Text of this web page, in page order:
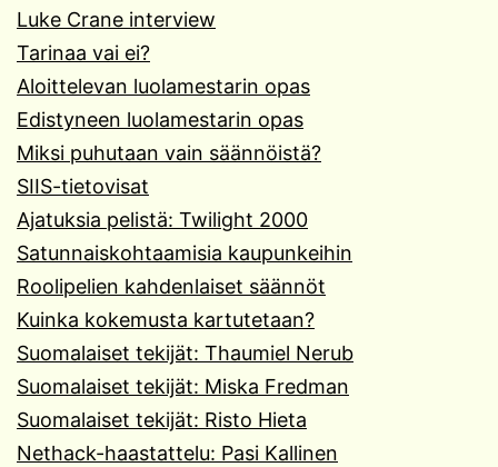
Luke Crane interview
Tarinaa vai ei?
Aloittelevan luolamestarin opas
Edistyneen luolamestarin opas
Miksi puhutaan vain säännöistä?
SIIS-tietovisat
Ajatuksia pelistä: Twilight 2000
Satunnaiskohtaamisia kaupunkeihin
Roolipelien kahdenlaiset säännöt
Kuinka kokemusta kartutetaan?
Suomalaiset tekijät: Thaumiel Nerub
Suomalaiset tekijät: Miska Fredman
Suomalaiset tekijät: Risto Hieta
Nethack-haastattelu: Pasi Kallinen